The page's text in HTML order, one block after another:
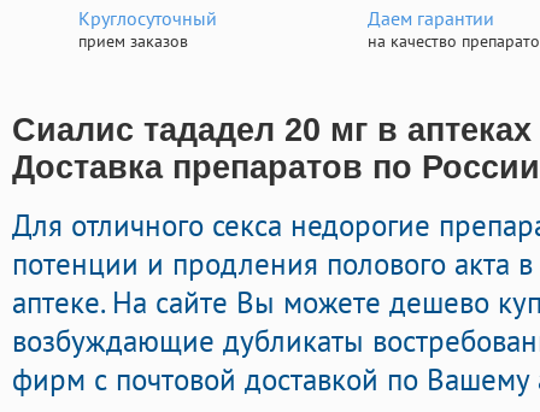
Круглосуточный
прием заказов
Даем гарантии
на качество
Сиалис тададел 20 мг в
Доставка препаратов по России
Для отличного секса недорогие
потенции и продления полового акта
аптеке. На сайте Вы можете дешево
возбуждающие дубликаты
фирм с почтовой доставкой по Вашему